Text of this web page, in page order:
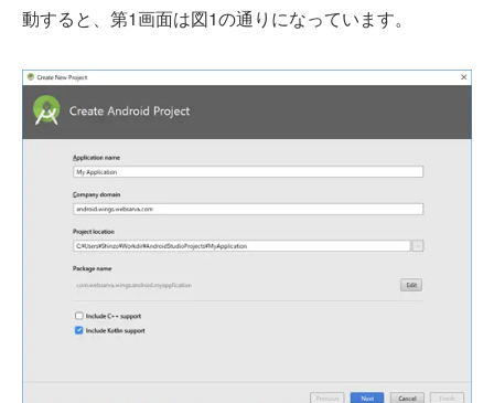
動すると、第1画面は図1の通りになっています。